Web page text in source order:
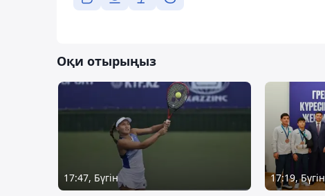
Оқи отырыңыз
17:47, Бүгін 17:19, Бүгін